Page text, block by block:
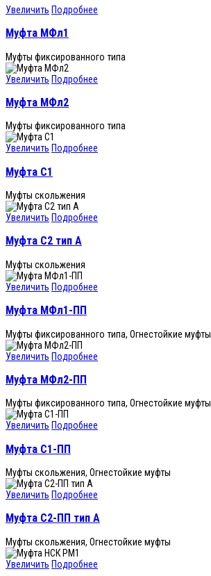
Увеличить Подробнее
Муфта МФл1
Муфты фиксированного типа
Увеличить Подробнее
Муфта МФл2
Муфты фиксированного типа
Увеличить Подробнее
Муфта С1
Муфты скольжения
Увеличить Подробнее
Муфта С2 тип А
Муфты скольжения
Увеличить Подробнее
Муфта МФл1-ПП
Муфты фиксированного типа, Огнестойкие муфты
Увеличить Подробнее
Муфта МФл2-ПП
Муфты фиксированного типа, Огнестойкие муфты
Увеличить Подробнее
Муфта С1-ПП
Муфты скольжения, Огнестойкие муфты
Увеличить Подробнее
Муфта С2-ПП тип А
Муфты скольжения, Огнестойкие муфты
Увеличить Подробнее